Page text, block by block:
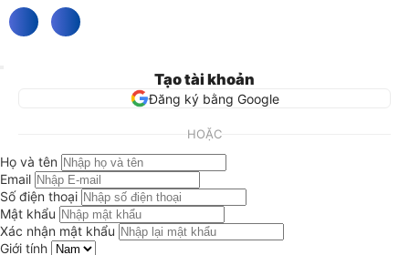
Tạo tài khoản
Đăng ký bằng Google
HOẶC
Họ và tên
Email
Số điện thoại
Mật khẩu
Xác nhận mật khẩu
Giới tính